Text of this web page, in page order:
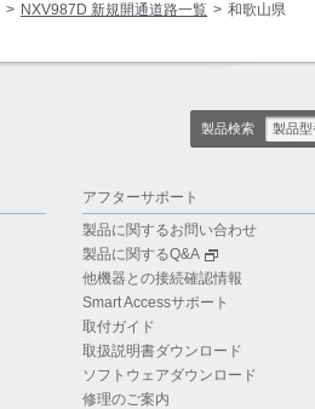
NXV987D 新規開通道路一覧 和歌山県
製品検索
アフターサポート
製品に関するお問い合わせ
製品に関するQ&A
他機器との接続確認情報
Smart Accessサポート
取付ガイド
取扱説明書ダウンロード
ソフトウェアダウンロード
修理のご案内